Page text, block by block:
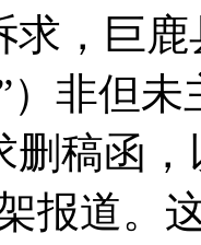
求，巨
）非但
稿函
报道。